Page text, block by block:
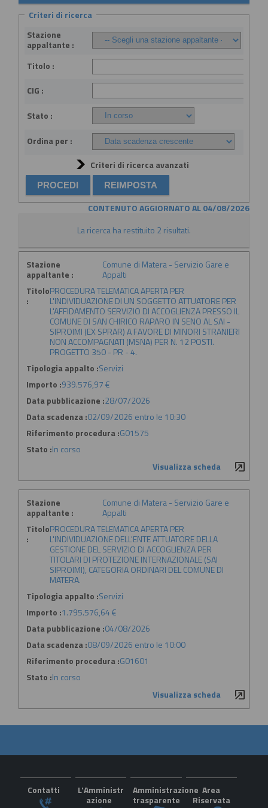
Criteri di ricerca
Stazione
appaltante :
Titolo :
CIG :
Stato :
Ordina per :
Criteri di ricerca avanzati
CONTENUTO AGGIORNATO AL 04/08/2026
La ricerca ha restituito 2 risultati.
Stazione
appaltante :
Comune di Matera - Servizio Gare e
Appalti
Titolo
:
PROCEDURA TELEMATICA APERTA PER
L'INDIVIDUAZIONE DI UN SOGGETTO ATTUATORE PER
L'AFFIDAMENTO SERVIZIO DI ACCOGLIENZA PRESSO IL
COMUNE DI SAN CHIRICO RAPARO IN SENO AL SAI -
SIPROIMI (EX SPRAR) A FAVORE DI MINORI STRANIERI
NON ACCOMPAGNATI (MSNA) PER N. 12 POSTI.
PROGETTO 350 - PR - 4.
Tipologia appalto :Servizi
Importo :939.576,97 €
Data pubblicazione :28/07/2026
Data scadenza :02/09/2026 entro le 10:30
Riferimento procedura :G01575
Stato :In corso
Visualizza scheda
Stazione
appaltante :
Comune di Matera - Servizio Gare e
Appalti
Titolo
:
PROCEDURA TELEMATICA APERTA PER
L'INDIVIDUAZIONE DELL'ENTE ATTUATORE DELLA
GESTIONE DEL SERVIZIO DI ACCOGLIENZA PER
TITOLARI DI PROTEZIONE INTERNAZIONALE (SAI
SIPROIMI), CATEGORIA ORDINARI DEL COMUNE DI
MATERA.
Tipologia appalto :Servizi
Importo :1.795.576,64 €
Data pubblicazione :04/08/2026
Data scadenza :08/09/2026 entro le 10:00
Riferimento procedura :G01601
Stato :In corso
Visualizza scheda
Contatti
L'Amministr
azione
Amministrazione
trasparente
Area
Riservata